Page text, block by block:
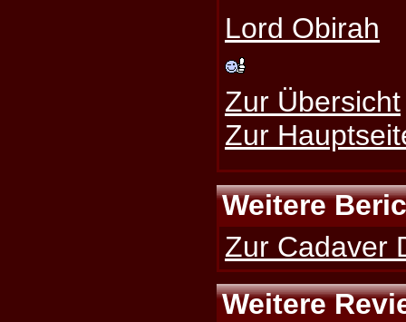
Lord Obirah
Zur Übersicht
Zur
Weitere
Zur Cadaver
Weitere